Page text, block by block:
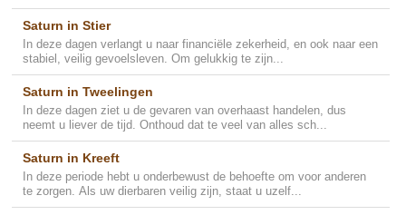
Saturn in Stier
In deze dagen verlangt u naar financiële zekerheid, en ook naar een
stabiel, veilig gevoelsleven. Om gelukkig te zijn...
Saturn in Tweelingen
In deze dagen ziet u de gevaren van overhaast handelen, dus
neemt u liever de tijd. Onthoud dat te veel van alles sch...
Saturn in Kreeft
In deze periode hebt u onderbewust de behoefte om voor anderen
te zorgen. Als uw dierbaren veilig zijn, staat u uzelf...